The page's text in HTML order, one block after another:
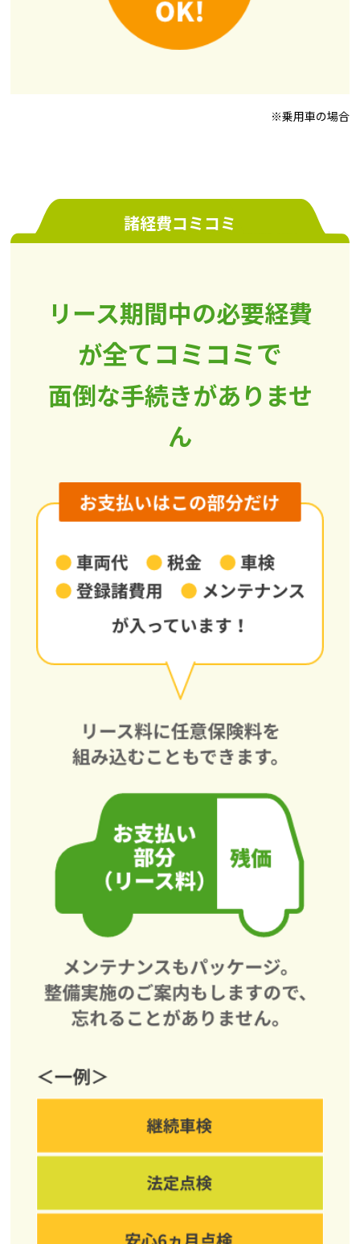
※乗用車の場合
諸経費コミコミ
リース期間中の必要経費
が全てコミコミで
面倒な手続きがありませ
ん